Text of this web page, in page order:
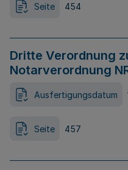
Seite 454
Dritte Verordnung
Notarverordnung
Ausfertigungsdatum
Seite 457